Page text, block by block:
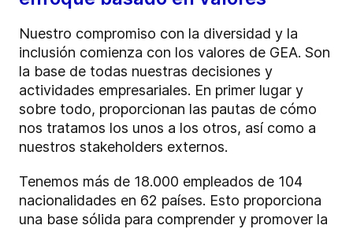
Nuestro compromiso con la diversidad y la
inclusión comienza con los valores de GEA. Son
la base de todas nuestras decisiones y
actividades empresariales. En primer lugar y
sobre todo, proporcionan las pautas de cómo
nos tratamos los unos a los otros, así como a
nuestros stakeholders externos.
Tenemos más de 18.000 empleados de 104
nacionalidades en 62 países. Esto proporciona
una base sólida para comprender y promover la